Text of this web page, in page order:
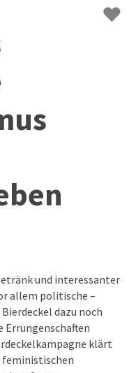
♥
und interessanter
allem politische –
dazu noch
klärt
feministischen